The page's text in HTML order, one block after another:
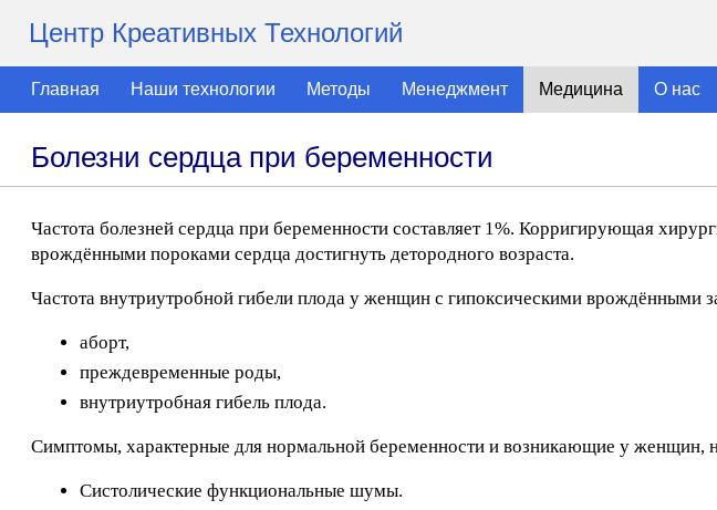
Центр Креативных Технологий
Главная Наши технологии Методы Менеджмент Медицина О нас
Болезни сердца при беременности
Частота болезней сердца при беременности составляет 1%. Корригирующая
врождёнными пороками сердца достигнуть детородного возраста.
Частота внутриутробной гибели плода у женщин с гипоксическими врождёнными
аборт,
преждевременные роды,
внутриутробная гибель плода.
Симптомы, характерные для нормальной беременности и возникающие у женщин,
Систолические функциональные шумы.